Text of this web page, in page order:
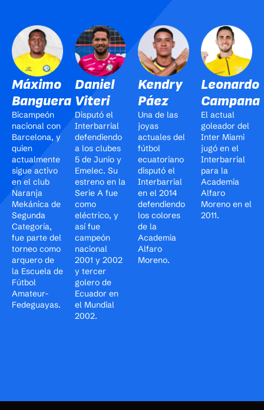
Máximo
Banguera
Bicampeón
nacional con
Barcelona, y
quien
actualmente
sigue activo
en el club
Naranja
Mekánica de
Segunda
Categoría,
fue parte del
torneo como
arquero de
la Escuela de
Fútbol
Amateur-
Fedeguayas.
Daniel
Viteri
Disputó el
Interbarrial
defendiendo
a los clubes
5 de Junio y
Emelec. Su
estreno en la
Serie A fue
como
eléctrico, y
así fue
campeón
nacional
2001 y 2002
y tercer
golero de
Ecuador en
el Mundial
2002.
Kendry
Páez
Una de las
joyas
actuales del
fútbol
ecuatoriano
disputó el
Interbarrial
en el 2014
defendiendo
los colores
de la
Academia
Alfaro
Moreno.
Leonardo
Campana
El actual
goleador del
Inter Miami
jugó en el
Interbarrial
para la
Academia
Alfaro
Moreno en el
2011.